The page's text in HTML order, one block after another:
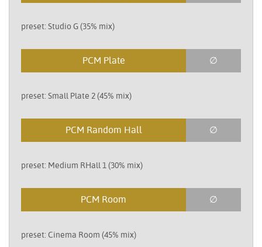
preset: Studio G (35% mix)
PCM Plate ∅
preset: Small Plate 2 (45% mix)
PCM Random Hall ∅
preset: Medium RHall 1 (30% mix)
PCM Room ∅
preset: Cinema Room (45% mix)